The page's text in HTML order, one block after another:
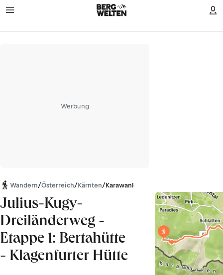
Werbung
Wandern/Österreich/Kärnten/Karawanken
Julius-Kugy-
Dreiländerweg -
Etappe 1: Bertahütte
- Klagenfurter Hütte